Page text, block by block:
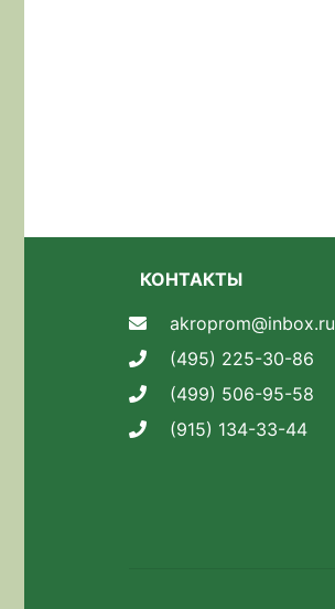
КОНТАКТЫ
akroprom@inbox.ru
(495) 225-30-86
(499) 506-95-58
(915) 134-33-44